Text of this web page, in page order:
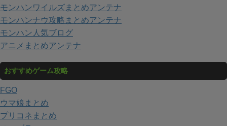
モンハンワイルズまとめアンテナ
モンハンナウ攻略まとめアンテナ
モンハン人気ブログ
アニメまとめアンテナ
おすすめゲーム攻略
FGO
ウマ娘まとめ
プリコネまとめ